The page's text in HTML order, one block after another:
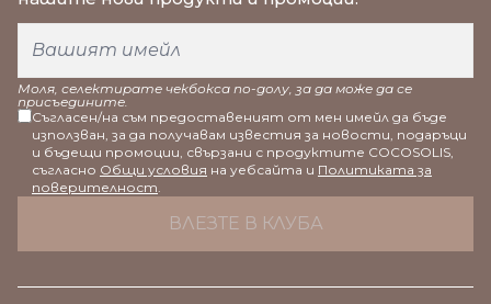
Моля, селектирате чекбокса по-долу, за да може да се
присъедините.
Съгласен/на съм предоставеният от мен имейл да бъде
използван, за да получавам известия за новости, подаръци
и бъдещи промоции, свързани с продуктите COCOSOLIS,
съгласно Общи условия на уебсайта и Политиката за
поверителност